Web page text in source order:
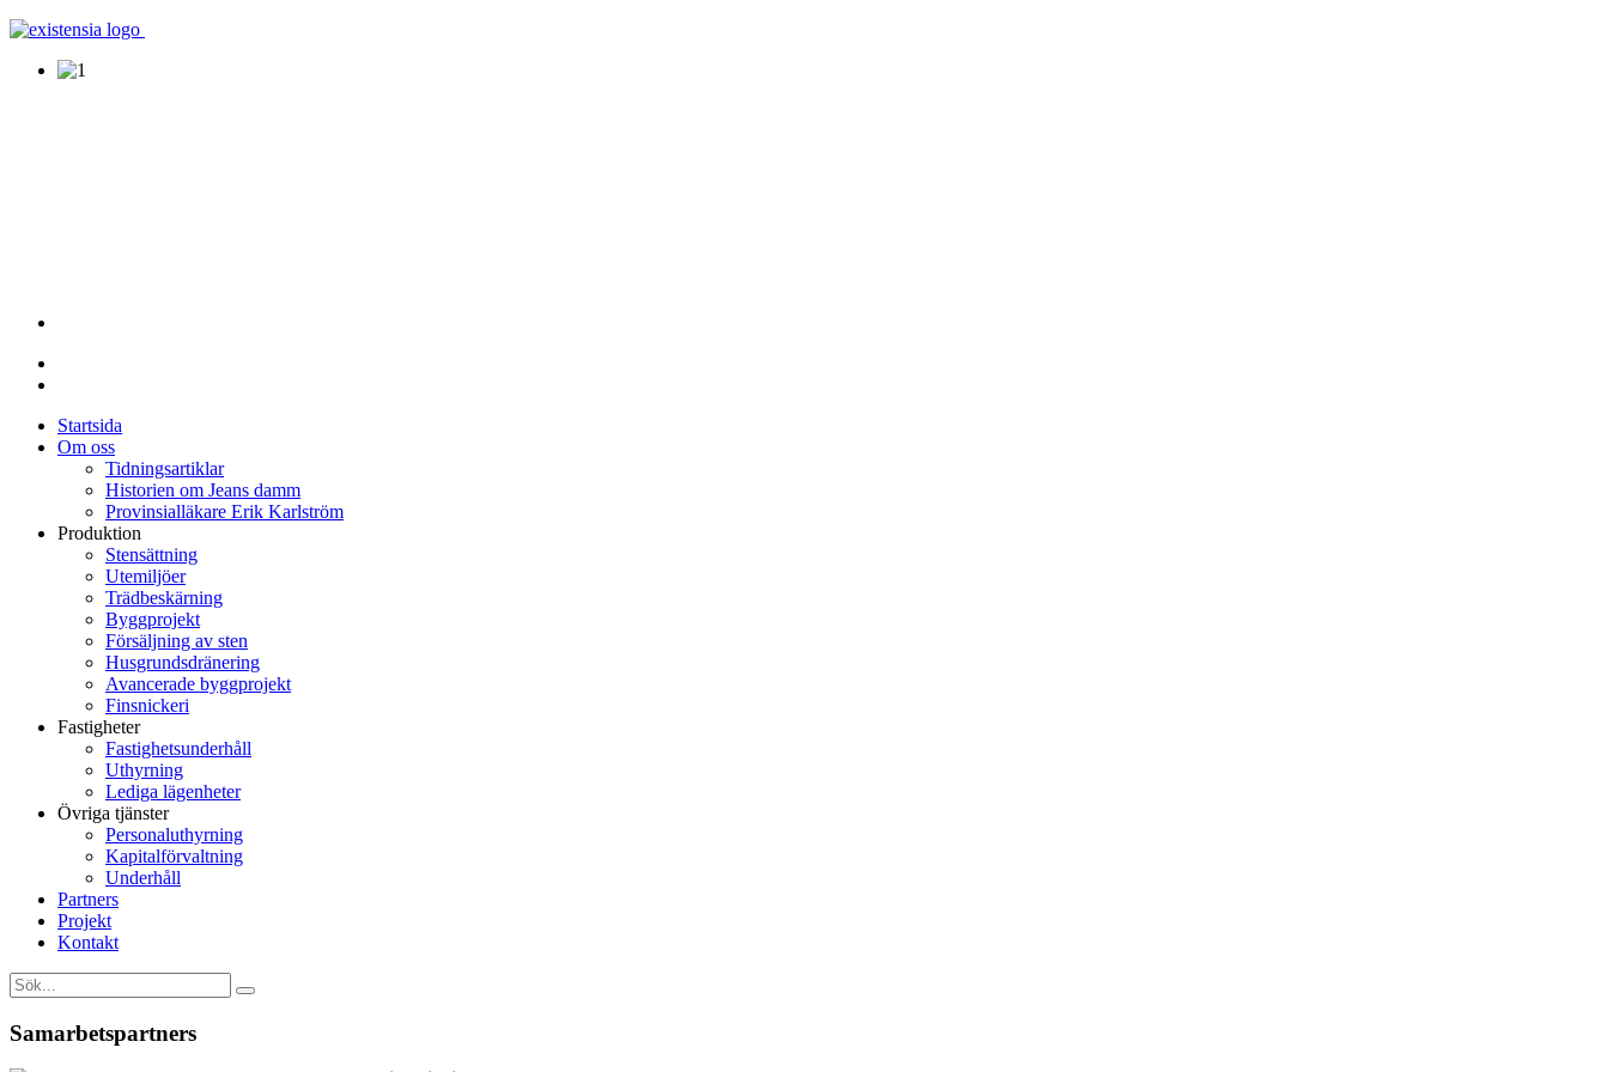
Startsida
Om oss
Tidningsartiklar
Historien om Jeans damm
Provinsialläkare Erik Karlström
Produktion
Stensättning
Utemiljöer
Trädbeskärning
Byggprojekt
Försäljning av sten
Husgrundsdränering
Avancerade byggprojekt
Finsnickeri
Fastigheter
Fastighetsunderhåll
Uthyrning
Lediga lägenheter
Övriga tjänster
Personaluthyrning
Kapitalförvaltning
Underhåll
Partners
Projekt
Kontakt
Samarbetspartners